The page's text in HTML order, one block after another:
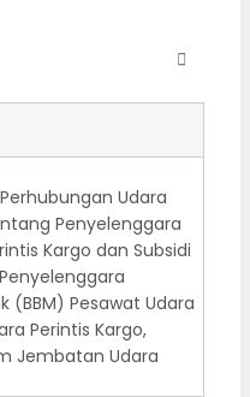
Udara
Penyelenggara
Kargo dan Subsidi
(BBM) Pesawat Udara
Perintis Kargo,
Jembatan Udara